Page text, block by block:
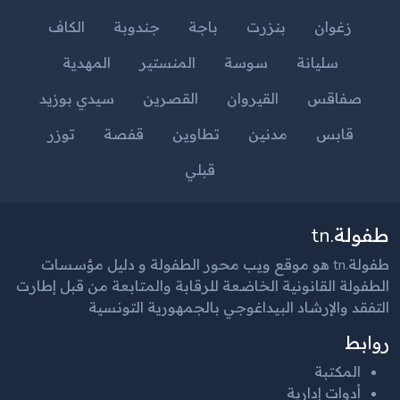
زغوان
بنزرت باجة جندوبة
الكاف
سليانة
سوسة المنستير
المهدية
صفاقس
القيروان القصرين
سيدي بوزيد
قابس
مدنين تطاوين قفصة
توزر
قبلي
طفولة.tn
طفولة.tn هو موقع ويب محور الطفولة و دليل مؤسسات
الطفولة القانونية الخاضعة للرقابة والمتابعة من قبل إطارت
التفقد والإرشاد البيداغوجي بالجمهورية التونسية
روابط
المكتبة
أدوات إدارية